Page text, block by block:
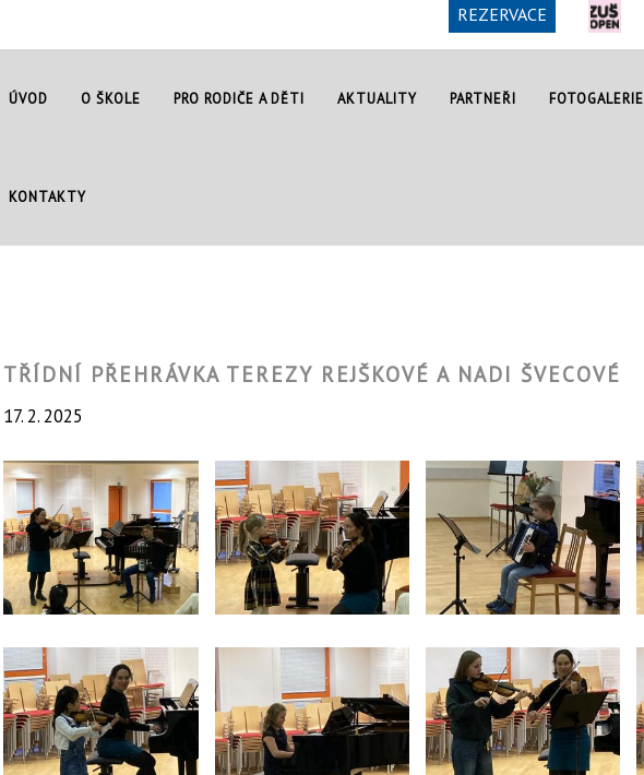
REZERVACE
ÚVOD O ŠKOLE PRO RODIČE A DĚTI AKTUALITY PARTNEŘI FOTOGALERIE
KONTAKTY
TŘÍDNÍ PŘEHRÁVKA TEREZY REJŠKOVÉ A NADI ŠVECOVÉ
17. 2. 2025